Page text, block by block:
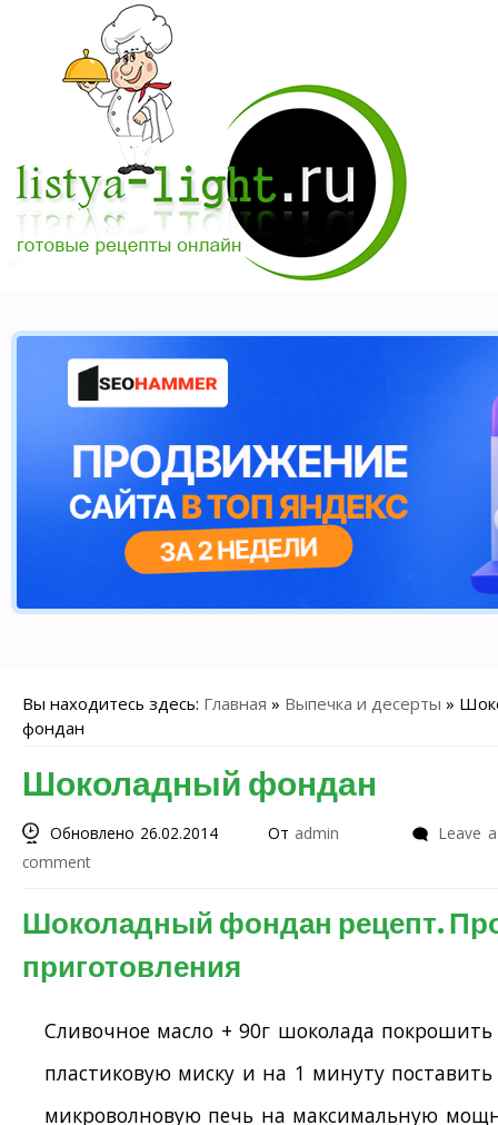
Вы находитесь здесь: Главная » Выпечка и десерты »
фондан
Шоколадный фондан
Обновлено 26.02.2014 От admin
Leave a
comment
Шоколадный фондан рецепт.
приготовления
Сливочное масло + 90г шоколада покрошить
пластиковую миску и на 1 минуту
микроволновую печь на максимальную